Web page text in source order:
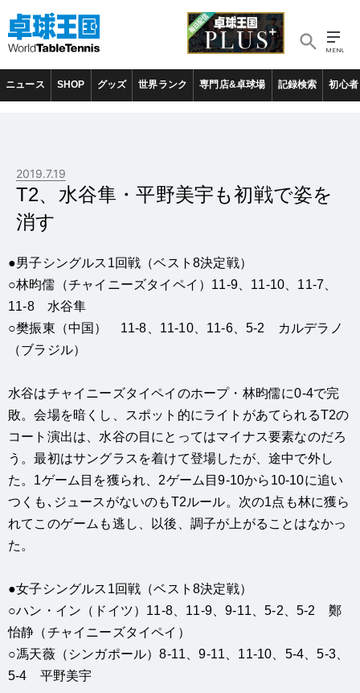
ニュース SHOP グッズ 世界ランク 専門店&卓球場 記録検索 初心者
2019.7.19
T2、水谷隼・平野美宇も初戦で姿を
消す
●男子シングルス1回戦（ベスト8決定戦）
○林昀儒（チャイニーズタイペイ）11-9、11-10、11-7、
11-8 水谷隼
○樊振東（中国） 11-8、11-10、11-6、5-2 カルデラノ
（ブラジル）
水谷はチャイニーズタイペイのホープ・林昀儒に0-4で完
敗。会場を暗くし、スポット的にライトがあてられるT2の
コート演出は、水谷の目にとってはマイナス要素なのだろ
う。最初はサングラスを着けて登場したが、途中で外し
た。1ゲーム目を獲られ、2ゲーム目9-10から10-10に追い
つくも､ジュースがないのもT2ルール。次の1点も林に獲ら
れてこのゲームも逃し、以後、調子が上がることはなかっ
た。
●女子シングルス1回戦（ベスト8決定戦）
○ハン・イン（ドイツ）11-8、11-9、9-11、5-2、5-2 鄭
怡静（チャイニーズタイペイ）
○馮天薇（シンガポール）8-11、9-11、11-10、5-4、5-3、
5-4 平野美宇